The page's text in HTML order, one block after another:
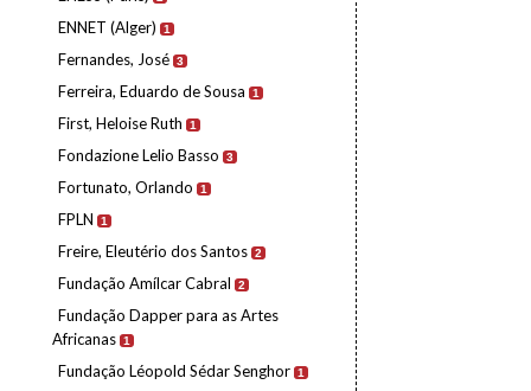
ENNET (Alger) 1
Fernandes, José 3
Ferreira, Eduardo de Sousa 1
First, Heloise Ruth 1
Fondazione Lelio Basso 3
Fortunato, Orlando 1
FPLN 1
Freire, Eleutério dos Santos 2
Fundação Amílcar Cabral 2
Fundação Dapper para as Artes
Africanas 1
Fundação Léopold Sédar Senghor 1